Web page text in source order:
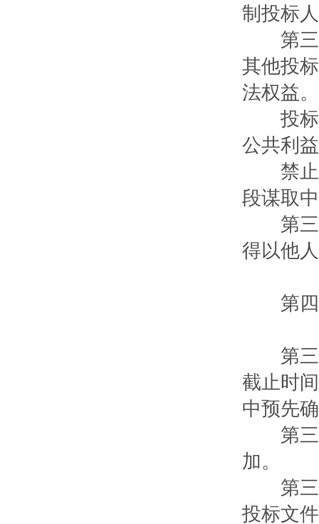
制投标
第三
其他投
法权益。
投标
公共利
禁止
段谋取
第三
得以他
第四
第三
截止时
中预先
第三
加。
第三
投标文